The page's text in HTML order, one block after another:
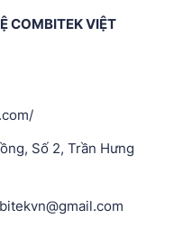
COMBITEK VIỆT
Số 2, Trần Hưng